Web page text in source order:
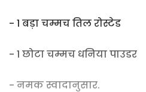
- 1 बड़ा चम्मच तिल रोस्टेड
- 1 छोटा चम्मच धनिया पाउडर
- नमक स्वादानुसार.